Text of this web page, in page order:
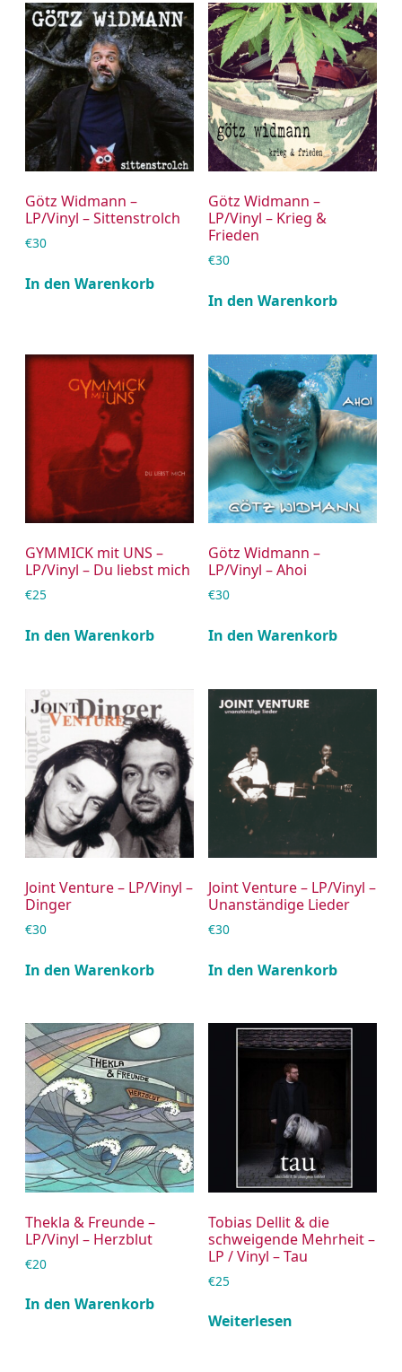
Götz Widmann –
LP/Vinyl – Sittenstrolch
€30
In den Warenkorb
Götz Widmann –
LP/Vinyl – Krieg &
Frieden
€30
In den Warenkorb
GYMMICK mit UNS –
LP/Vinyl – Du liebst mich
€25
In den Warenkorb
Götz Widmann –
LP/Vinyl – Ahoi
€30
In den Warenkorb
Joint Venture – LP/Vinyl –
Dinger
€30
In den Warenkorb
Joint Venture – LP/Vinyl –
Unanständige Lieder
€30
In den Warenkorb
Thekla & Freunde –
LP/Vinyl – Herzblut
€20
In den Warenkorb
Tobias Dellit & die
schweigende Mehrheit –
LP / Vinyl – Tau
€25
Weiterlesen